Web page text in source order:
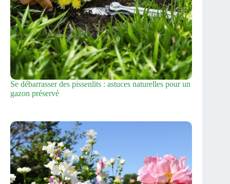
Se débarrasser des pissenlits : astuces naturelles pour un
gazon préservé